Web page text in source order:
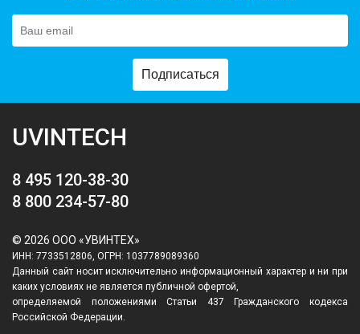
Подписаться
UVINTECH
8 495 120-38-30
8 800 234-57-80
© 2026 ООО «УВИНТЕХ»
ИНН: 7733512806, ОГРН: 1037789089360
Данный сайт носит исключительно информационный характер и ни при
каких условиях не является публичной офертой,
определяемой положениями Статьи 437 Гражданского кодекса
Российской Федерации.